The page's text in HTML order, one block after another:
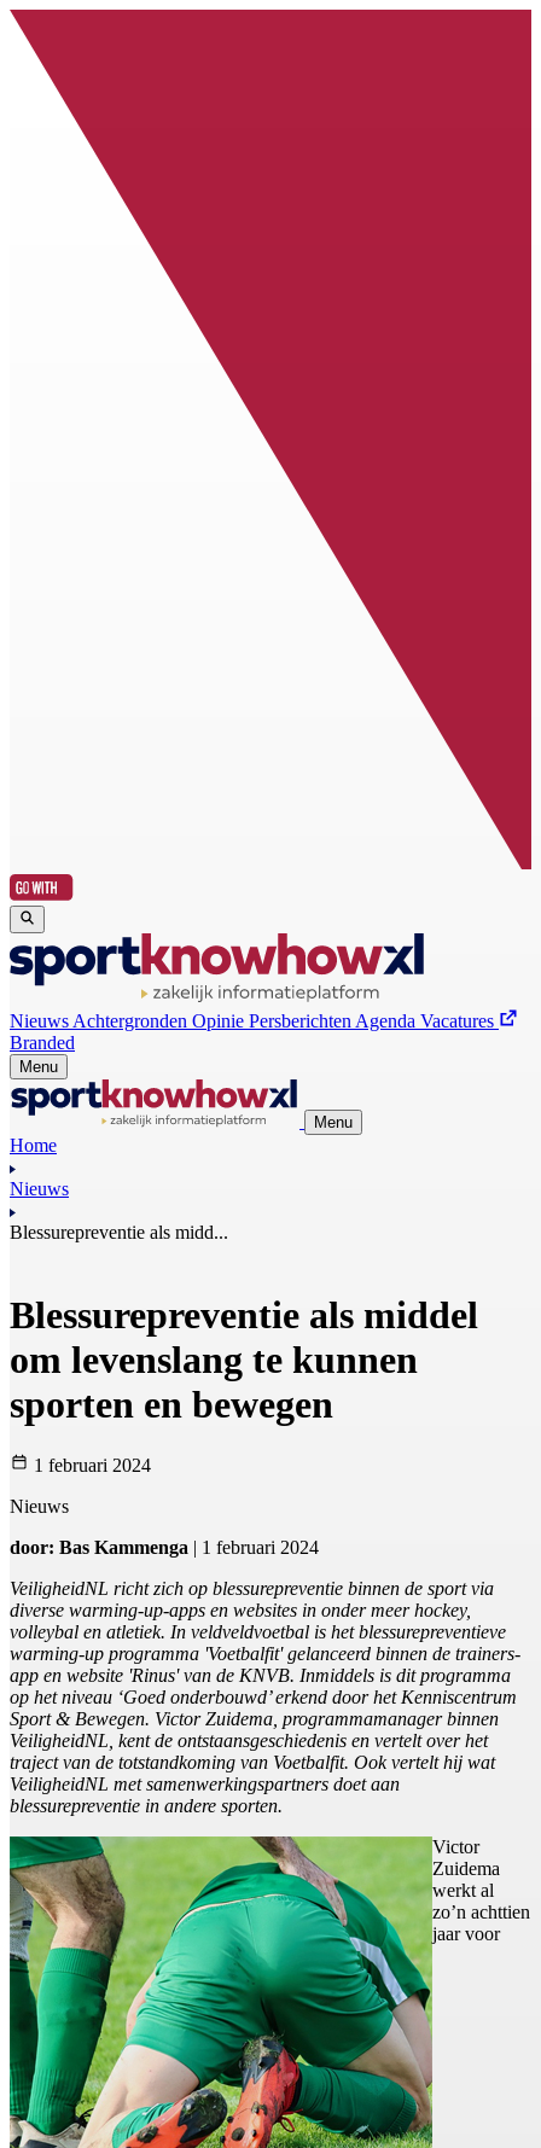
Nieuws Achtergronden Opinie Persberichten Agenda Vacatures
Branded
Menu
Menu
Home
Nieuws
Blessurepreventie als midd...
Blessurepreventie als middel
om levenslang te kunnen
sporten en bewegen
1 februari 2024
Nieuws
door: Bas Kammenga | 1 februari 2024
VeiligheidNL richt zich op blessurepreventie binnen de sport via
diverse warming-up-apps en websites in onder meer hockey,
volleybal en atletiek. In veldveldvoetbal is het blessurepreventieve
warming-up programma 'Voetbalfit' gelanceerd binnen de trainers-
app en website 'Rinus' van de KNVB. Inmiddels is dit programma
op het niveau ‘Goed onderbouwd’ erkend door het Kenniscentrum
Sport & Bewegen. Victor Zuidema, programmamanager binnen
VeiligheidNL, kent de ontstaansgeschiedenis en vertelt over het
traject van de totstandkoming van Voetbalfit. Ook vertelt hij wat
VeiligheidNL met samenwerkingspartners doet aan
blessurepreventie in andere sporten.
Victor
Zuidema
werkt al
zo’n achttien
jaar voor